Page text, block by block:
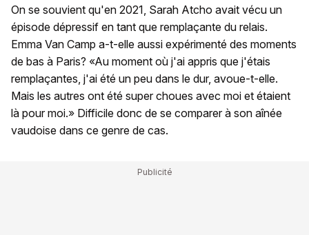
On se souvient qu'en 2021, Sarah Atcho avait vécu un
épisode dépressif en tant que remplaçante du relais.
Emma Van Camp a-t-elle aussi expérimenté des moments
de bas à Paris? «Au moment où j'ai appris que j'étais
remplaçantes, j'ai été un peu dans le dur, avoue-t-elle.
Mais les autres ont été super choues avec moi et étaient
là pour moi.» Difficile donc de se comparer à son aînée
vaudoise dans ce genre de cas.